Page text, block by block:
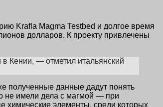
Krafla Magma Testbed и долгое время
долларов. К проекту привлечены
Кении, — отметил итальянский
полученные данные дадут понять
не имели дела с магмой — при
химические элементы, среди которых